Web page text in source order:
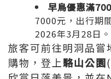
早鳥優惠滿
7000元，出行期
2026年3月28日。
旅客可前往明洞品嘗
購物，登上駱山公園